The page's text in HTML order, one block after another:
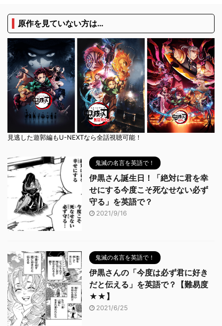
原作を見ていない方は…
見逃した遊郭編もU-NEXTなら全話視聴可能！
鬼滅の名言を英語で！
伊黒さん誕生日！「絶対に君を幸
せにする今度こそ死なせない必ず
守る」を英語で？
2021/9/16
鬼滅の名言を英語で！
伊黒さんの「今度は必ず君に好き
だと伝える」を英語で？【難易度
★★】
2021/6/25